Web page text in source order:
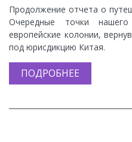
Продолжение отчета о
Очередные точки
европейские колонии,
под юрисдикцию Китая.
ПОДРОБНЕЕ